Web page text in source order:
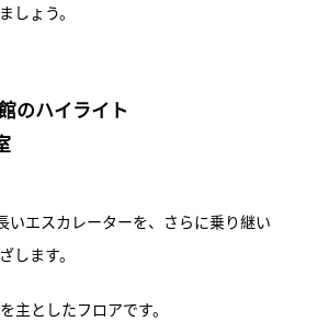
しょう。
のハイライト
いエスカレーターを、さらに乗り継い
します。
主としたフロアです。